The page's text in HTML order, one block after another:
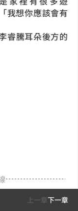
上一章下一章
我想你應該會有
騰耳朵後方的